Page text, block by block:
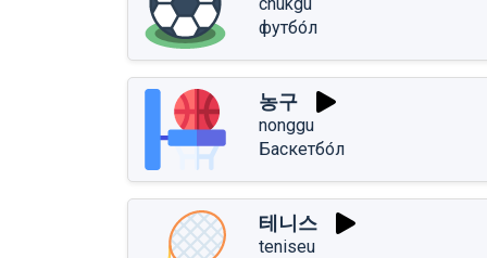
футбо́л
농구
nonggu
Баскетбо́л
테니스
teniseu